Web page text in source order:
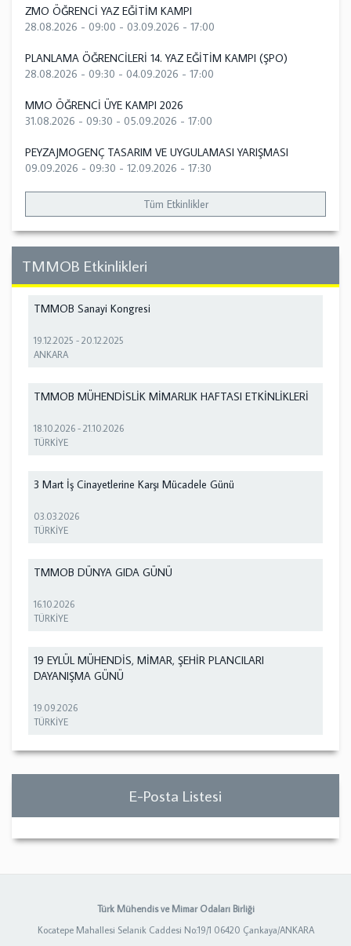
ZMO ÖĞRENCİ YAZ EĞİTİM KAMPI
28.08.2026 - 09:00 - 03.09.2026 - 17:00
PLANLAMA ÖĞRENCİLERİ 14. YAZ EĞİTİM KAMPI (ŞPO)
28.08.2026 - 09:30 - 04.09.2026 - 17:00
MMO ÖĞRENCİ ÜYE KAMPI 2026
31.08.2026 - 09:30 - 05.09.2026 - 17:00
PEYZAJMOGENÇ TASARIM VE UYGULAMASI YARIŞMASI
09.09.2026 - 09:30 - 12.09.2026 - 17:30
Tüm Etkinlikler
TMMOB Etkinlikleri
TMMOB Sanayi Kongresi
19.12.2025 -20.12.2025
ANKARA
TMMOB MÜHENDİSLİK MİMARLIK HAFTASI ETKİNLİKLERİ
18.10.2026 -21.10.2026
TÜRKİYE
3 Mart İş Cinayetlerine Karşı Mücadele Günü
03.03.2026
TÜRKİYE
TMMOB DÜNYA GIDA GÜNÜ
16.10.2026
TÜRKİYE
19 EYLÜL MÜHENDİS, MİMAR, ŞEHİR PLANCILARI
DAYANIŞMA GÜNÜ
19.09.2026
TÜRKİYE
E-Posta Listesi
Türk Mühendis ve Mimar Odaları Birliği
Kocatepe Mahallesi Selanik Caddesi No:19/1 06420 Çankaya/ANKARA